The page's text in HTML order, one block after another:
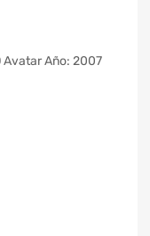
Avatar Año: 2007